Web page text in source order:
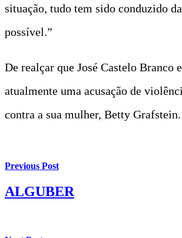
situação, tudo tem sido conduzido
possível.”
De realçar que José Castelo Branco
atualmente uma acusação de
contra a sua mulher, Betty Grafstein.
Previous Post
ALGUBER